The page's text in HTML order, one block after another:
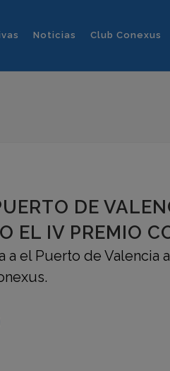
Noticias Club Conexus
DE
EL IV PREMIO
a el Puerto de Valencia